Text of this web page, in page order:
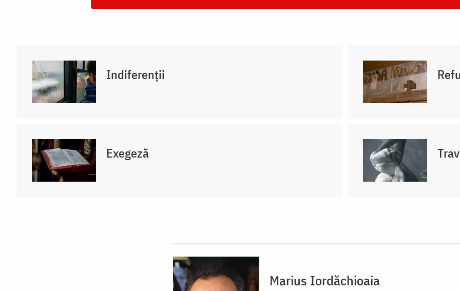
Indiferenții
Exegeză
Marius Iordăchioaia